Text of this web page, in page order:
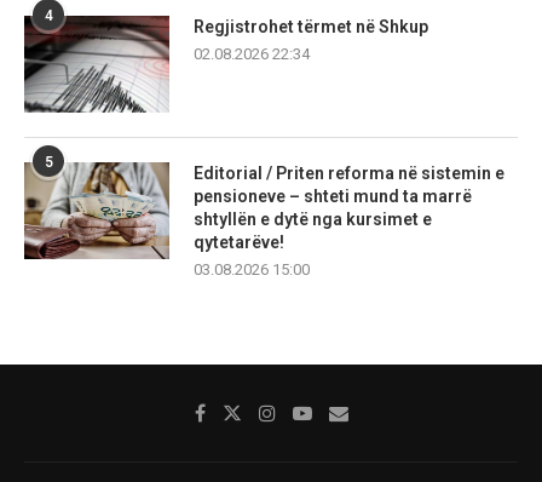
4
Regjistrohet tërmet në Shkup
02.08.2026 22:34
5
Editorial / Priten reforma në sistemin e
pensioneve – shteti mund ta marrë
shtyllën e dytë nga kursimet e
qytetarëve!
03.08.2026 15:00